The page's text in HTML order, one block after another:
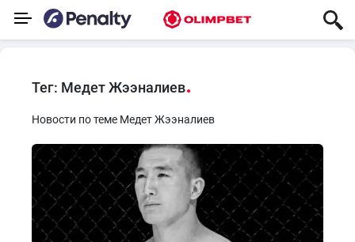
Тег: Медет Жээналиев
Новости по теме Медет Жээналиев